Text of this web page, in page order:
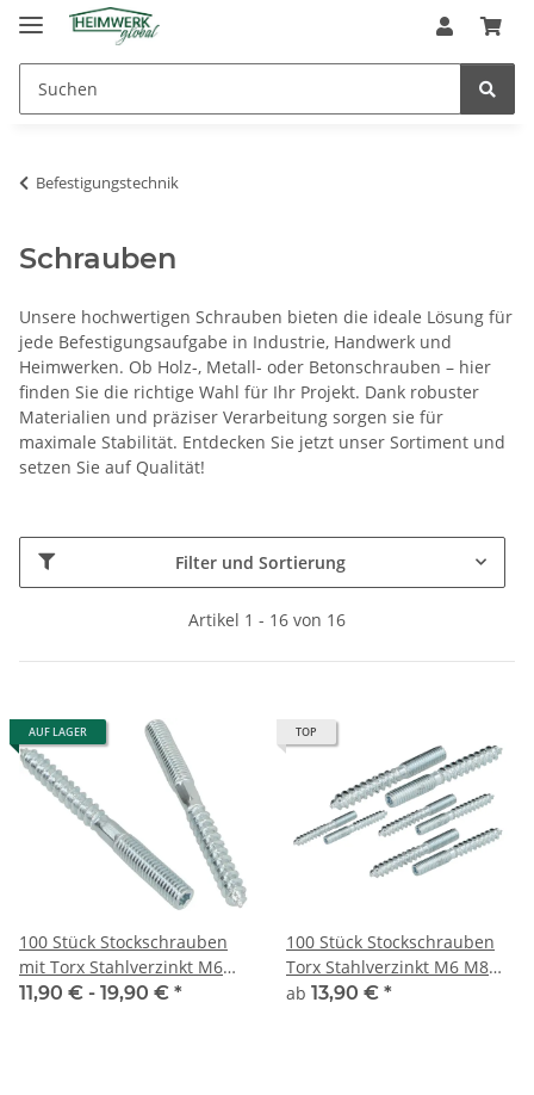
Befestigungstechnik
Schrauben
Unsere hochwertigen Schrauben bieten die ideale Lösung für
jede Befestigungsaufgabe in Industrie, Handwerk und
Heimwerken. Ob Holz-, Metall- oder Betonschrauben – hier
finden Sie die richtige Wahl für Ihr Projekt. Dank robuster
Materialien und präziser Verarbeitung sorgen sie für
maximale Stabilität. Entdecken Sie jetzt unser Sortiment und
setzen Sie auf Qualität!
Filter und Sortierung
Artikel 1 - 16 von 16
AUF LAGER
100 Stück Stockschrauben
mit Torx Stahlverzinkt M6
Länge 50 mm bis 120 mm
11,90 € - 19,90 € *
TOP
100 Stück Stockschrauben
Torx Stahlverzinkt M6 M8
M10 M12 Länge 50mm bis
ab 13,90 € *